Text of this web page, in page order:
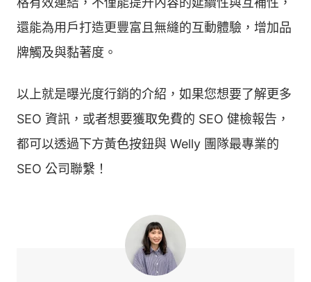
還能為用戶打造更豐富且無縫的互動體驗，增加品
牌觸及與黏著度。
以上就是曝光度行銷的介紹，如果您想要了解更多
SEO 資訊，或者想要獲取免費的 SEO 健檢報告，
都可以透過下方黃色按鈕與 Welly 團隊最專業的
SEO 公司聯繫！